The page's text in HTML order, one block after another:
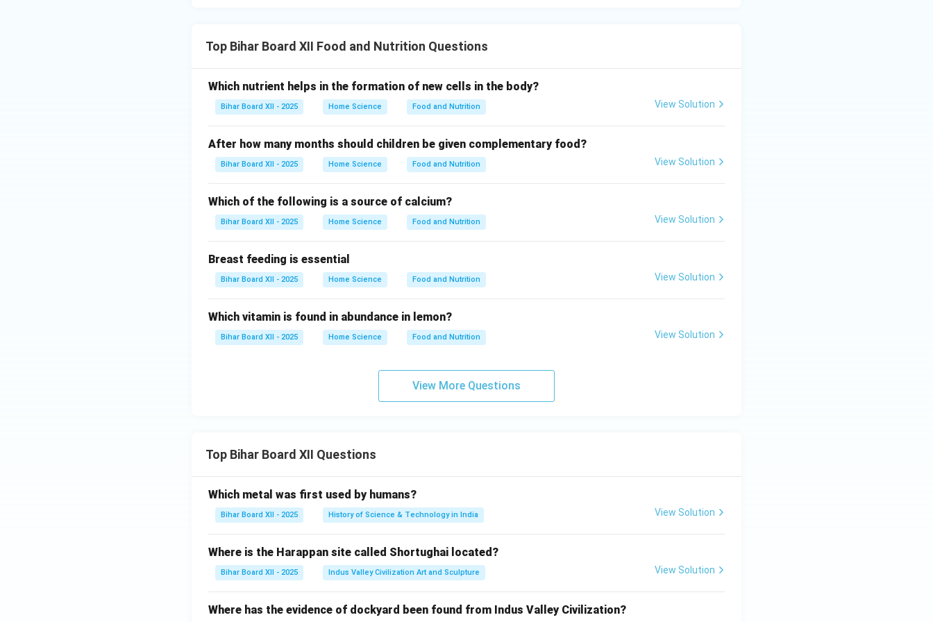
Top Bihar Board XII Food and Nutrition Questions
Which nutrient helps in the formation of new cells in the body?
Bihar Board XII - 2025 Home Science Food and Nutrition View Solution
After how many months should children be given complementary food?
Bihar Board XII - 2025 Home Science Food and Nutrition View Solution
Which of the following is a source of calcium?
Bihar Board XII - 2025 Home Science Food and Nutrition View Solution
Breast feeding is essential
Bihar Board XII - 2025 Home Science Food and Nutrition View Solution
Which vitamin is found in abundance in lemon?
Bihar Board XII - 2025 Home Science Food and Nutrition View Solution
View More Questions
Top Bihar Board XII Questions
Which metal was first used by humans?
Bihar Board XII - 2025 History of Science & Technology in India View Solution
Where is the Harappan site called Shortughai located?
Bihar Board XII - 2025 Indus Valley Civilization Art and Sculpture View Solution
Where has the evidence of dockyard been found from Indus Valley Civilization?